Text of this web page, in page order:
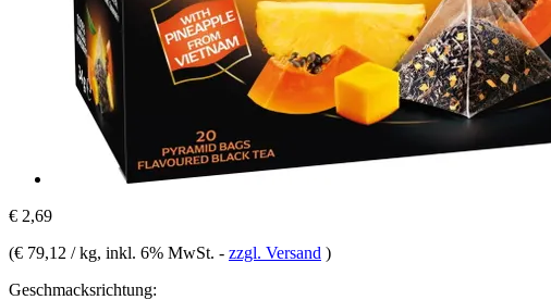
€ 2,69
(€ 79,12 / kg, inkl. 6% MwSt. - zzgl. Versand )
Geschmacksrichtung: